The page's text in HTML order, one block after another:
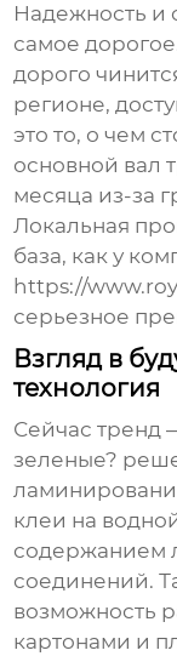
Надежность и
самое
дорого
регионе,
это то, о чем
основной вал
месяца из-за
Локальная
база, как у
https://
серьезное
Взгляд в
технология
Сейчас тренд
зеленые?
клеи на
содержанием
соединений.
возможность
картонами и